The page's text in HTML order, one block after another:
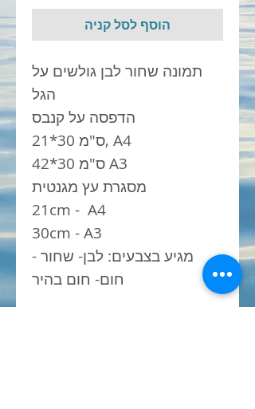
הוסף לסל קניה
תמונה שחור לבן גולשים על
הדפסה על קנבס
21*30 ס"מ, A4
42*30 ס"מ A3
מסגרת עץ מגנטית
21cm - A4
30cm - A3
מגיע בצבעים: לבן- שחור -
חום- חום בהיר